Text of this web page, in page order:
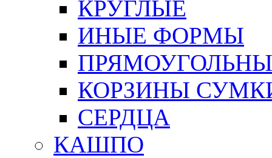
КРУГЛЫЕ
ИНЫЕ ФОРМЫ
КОРЗИНЫ
СЕРДЦА
КАШПО